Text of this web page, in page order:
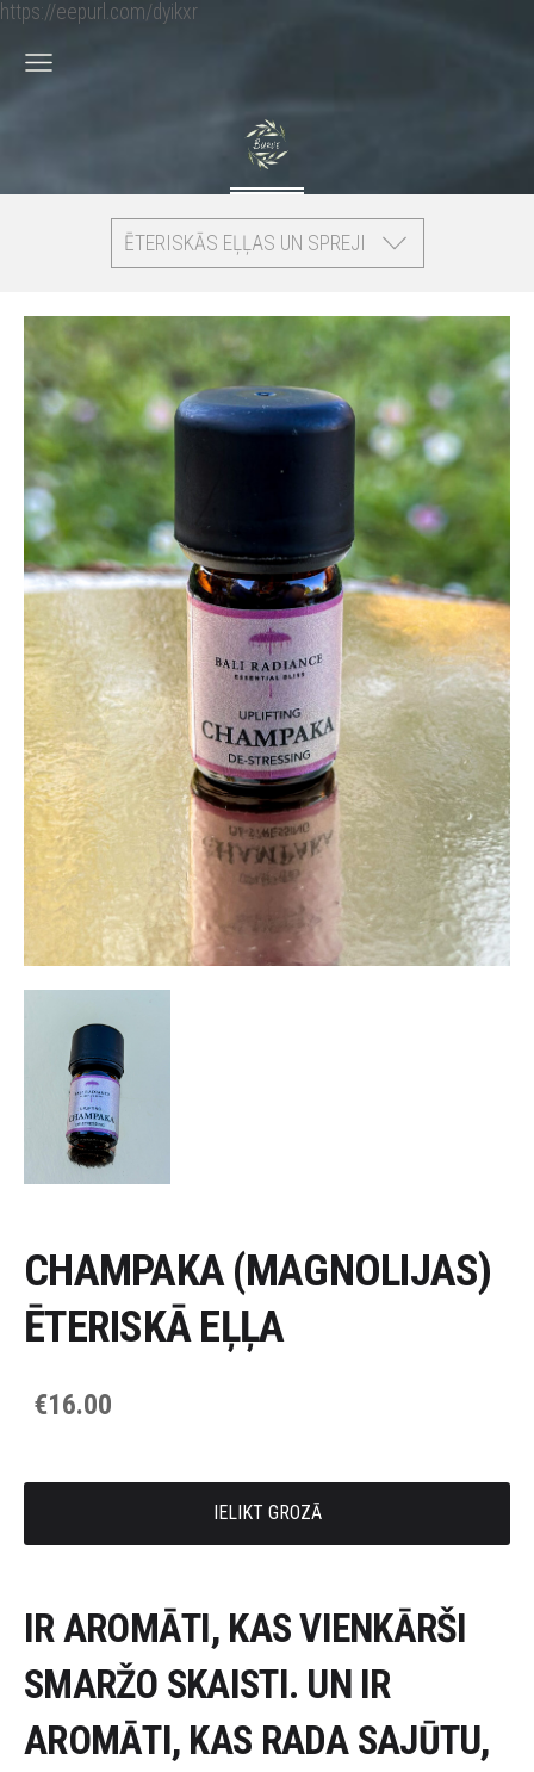
https://eepurl.com/dyikxr
ĒTERISKĀS EĻĻAS UN SPREJI
CHAMPAKA (MAGNOLIJAS)
ĒTERISKĀ EĻĻA
€16.00
IELIKT GROZĀ
IR AROMĀTI, KAS VIENKĀRŠI
SMARŽO SKAISTI. UN IR
AROMĀTI, KAS RADA SAJŪTU,